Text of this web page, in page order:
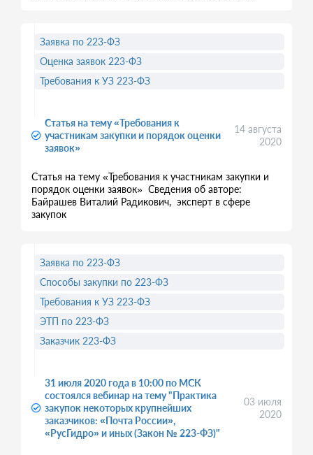
Статья на тему «Требования к
участникам закупки и порядок оценки
заявок»
14 августа
2020
Статья на тему «Требования к участникам закупки и
порядок оценки заявок» Сведения об авторе:
Байрашев Виталий Радикович, эксперт в сфере
закупок
Заявка по 223-ФЗ
Оценка заявок 223-ФЗ
Требования к УЗ 223-ФЗ
31 июля 2020 года в 10:00 по МСК
состоялся вебинар на тему "Практика
закупок некоторых крупнейших
заказчиков: «Почта России»,
«РусГидро» и иных (Закон № 223-ФЗ)"
03 июля
2020
Заявка по 223-ФЗ
Способы закупки по 223-ФЗ
Требования к УЗ 223-ФЗ
ЭТП по 223-ФЗ
Заказчик 223-ФЗ